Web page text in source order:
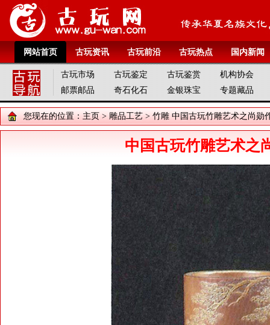
网站首页 古玩资讯 古玩前沿 古玩热点 国内新闻
古玩市场 古玩鉴定 古玩鉴赏
机构协会
邮票邮品
奇石化石 金银珠宝 专题藏品
您现在的位置： 主页 > 雕品工艺 > 竹雕 中国古玩竹雕艺术之尚勋
中国古玩竹雕艺术之